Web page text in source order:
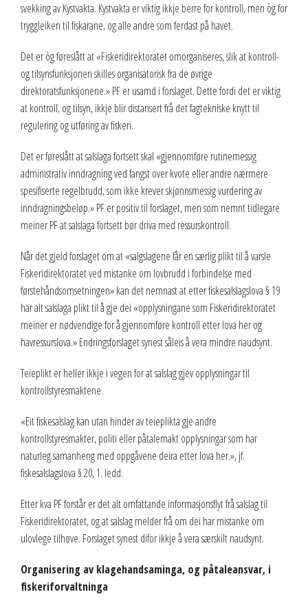
svekking av Kystvakta. Kystvakta er viktig ikkje berre for kontroll, men òg for
tryggleiken til fiskarane, og alle andre som ferdast på havet.
Det er òg føreslått at «Fiskeridirektoratet omorganiseres, slik at kontroll-
og tilsynsfunksjonen skilles organisatorisk fra de øvrige
direktoratsfunksjonene.» PF er usamd i forslaget. Dette fordi det er viktig
at kontroll, og tilsyn, ikkje blir distansert frå det fagtekniske knytt til
regulering og utføring av fiskeri.
Det er føreslått at salslaga fortsett skal «gjennomføre rutinemessig
administrativ inndragning ved fangst over kvote eller andre nærmere
spesifiserte regelbrudd, som ikke krever skjønnsmessig vurdering av
inndragningsbeløp.» PF er positiv til forslaget, men som nemnt tidlegare
meiner PF at salslaga fortsett bør driva med ressurskontroll.
Når det gjeld forslaget om at «salgslagene får en særlig plikt til å varsle
Fiskeridirektoratet ved mistanke om lovbrudd i forbindelse med
førstehåndsomsetningen» kan det nemnast at etter fiskesalslagslova § 19
har alt salslaga plikt til å gje dei «opplysningane som Fiskeridirektoratet
meiner er nødvendige for å gjennomføre kontroll etter lova her og
havressurslova.» Endringsforslaget synest såleis å vera mindre naudsynt.
Teieplikt er heller ikkje i vegen for at salslag gjev opplysningar til
kontrollstyresmaktene.
«Eit fiskesalslag kan utan hinder av teieplikta gje andre
kontrollstyresmakter, politi eller påtalemakt opplysningar som har
naturleg samanheng med oppgåvene deira etter lova her.», jf.
fiskesalslagslova § 20, 1. ledd.
Etter kva PF forstår er det alt omfattande informasjonsflyt frå salslag til
Fiskeridirektoratet, og at salslag melder frå om dei har mistanke om
ulovlege tilhøve. Forslaget synest difor ikkje å vera særskilt naudsynt.
Organisering av klagehandsaminga, og påtaleansvar, i
fiskeriforvaltninga